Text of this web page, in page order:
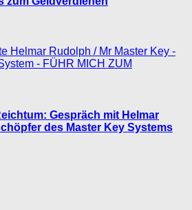
Gespräch mit Helmar
des Master Key Systems